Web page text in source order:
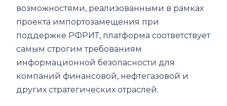
возможностями, реализованными в рамках
проекта импортозамещения при
поддержке РФРИТ, платформа соответствует
самым строгим требованиям
информационной безопасности для
компаний финансовой, нефтегазовой и
других стратегических отраслей.